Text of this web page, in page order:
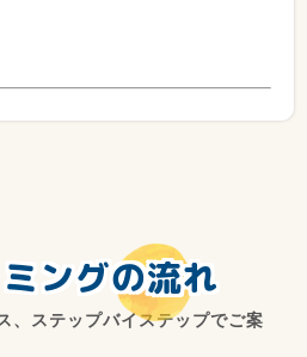
ングの流れ
、ステップバイステップでご案